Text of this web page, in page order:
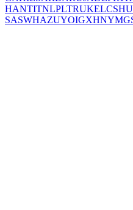
HANTITNLPLTRUKELCSHU
SASWHAZUYOIGXHNYMG